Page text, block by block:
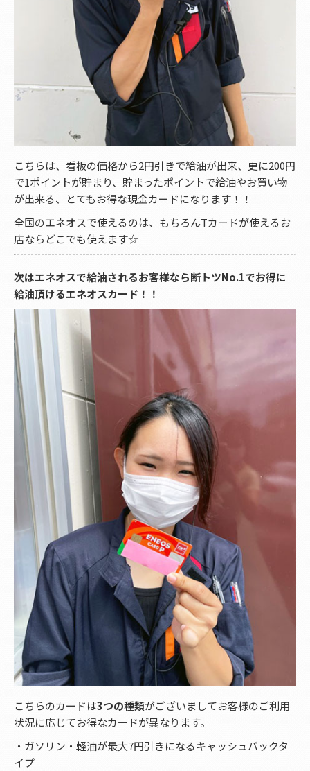
こちらは、看板の価格から2円引きで給油が出来、更に200円
で1ポイントが貯まり、貯まったポイントで給油やお買い物
が出来る、とてもお得な現金カードになります！！
全国のエネオスで使えるのは、もちろんTカードが使えるお
店ならどこでも使えます☆
次はエネオスで給油されるお客様なら断トツNo.1でお得に
給油頂けるエネオスカード！！
こちらのカードは3つの種類がございましてお客様のご利用
状況に応じてお得なカードが異なります。
・ガソリン・軽油が最大7円引きになるキャッシュバックタ
イプ